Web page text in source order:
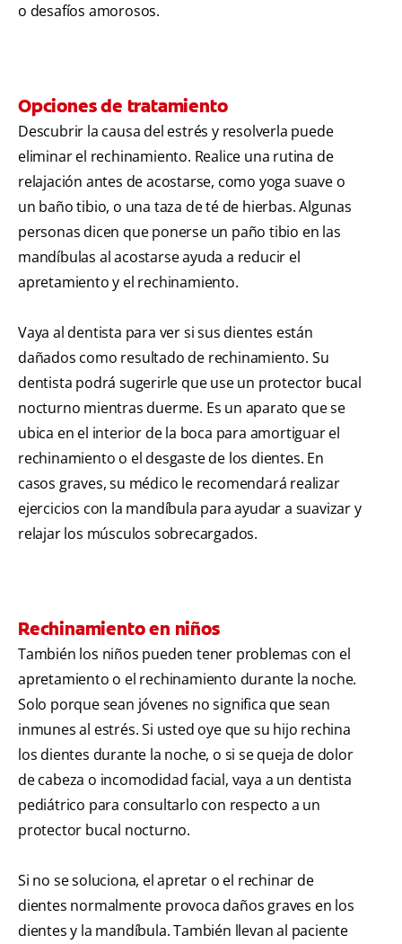
o desafíos amorosos.
Opciones de tratamiento
Descubrir la causa del estrés y resolverla puede
eliminar el rechinamiento. Realice una rutina de
relajación antes de acostarse, como yoga suave o
un baño tibio, o una taza de té de hierbas. Algunas
personas dicen que ponerse un paño tibio en las
mandíbulas al acostarse ayuda a reducir el
apretamiento y el rechinamiento.
Vaya al dentista para ver si sus dientes están
dañados como resultado de rechinamiento. Su
dentista podrá sugerirle que use un protector bucal
nocturno mientras duerme. Es un aparato que se
ubica en el interior de la boca para amortiguar el
rechinamiento o el desgaste de los dientes. En
casos graves, su médico le recomendará realizar
ejercicios con la mandíbula para ayudar a suavizar y
relajar los músculos sobrecargados.
Rechinamiento en niños
También los niños pueden tener problemas con el
apretamiento o el rechinamiento durante la noche.
Solo porque sean jóvenes no significa que sean
inmunes al estrés. Si usted oye que su hijo rechina
los dientes durante la noche, o si se queja de dolor
de cabeza o incomodidad facial, vaya a un dentista
pediátrico para consultarlo con respecto a un
protector bucal nocturno.
Si no se soluciona, el apretar o el rechinar de
dientes normalmente provoca daños graves en los
dientes y la mandíbula. También llevan al paciente